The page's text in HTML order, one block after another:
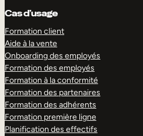
Cas d’usage
Formation client
Aide à la vente
Onboarding des employés
Formation des employés
Formation à la conformité
Formation des partenaires
Formation des adhérents
Formation première ligne
Planification des effectifs